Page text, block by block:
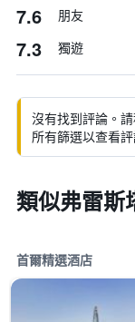
7.6 朋友
7.3 獨遊
沒有找到評論。
所有篩選以查看評
類似弗雷斯
首爾精選酒店